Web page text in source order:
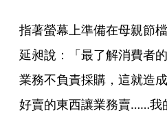
指著螢幕上準備在母親節
延昶說：「最了解消費者
業務不負責採購，這就造
好賣的東西讓業務賣……我